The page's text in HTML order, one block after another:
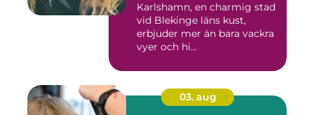
Karlshamn, en charmig stad
vid Blekinge läns kust,
erbjuder mer än bara vackra
vyer och hi...
03. aug